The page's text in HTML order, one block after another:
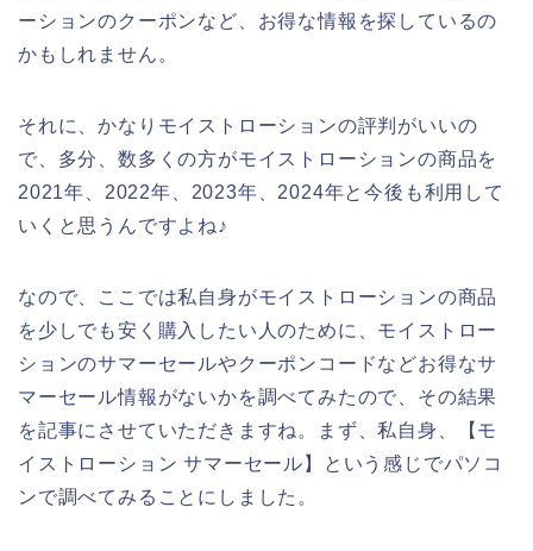
ーションのクーポンなど、お得な情報を探しているの
かもしれません。
それに、かなりモイストローションの評判がいいの
で、多分、数多くの方がモイストローションの商品を
2021年、2022年、2023年、2024年と今後も利用して
いくと思うんですよね♪
なので、ここでは私自身がモイストローションの商品
を少しでも安く購入したい人のために、モイストロー
ションのサマーセールやクーポンコードなどお得なサ
マーセール情報がないかを調べてみたので、その結果
を記事にさせていただきますね。まず、私自身、【モ
イストローション サマーセール】という感じでパソコ
ンで調べてみることにしました。